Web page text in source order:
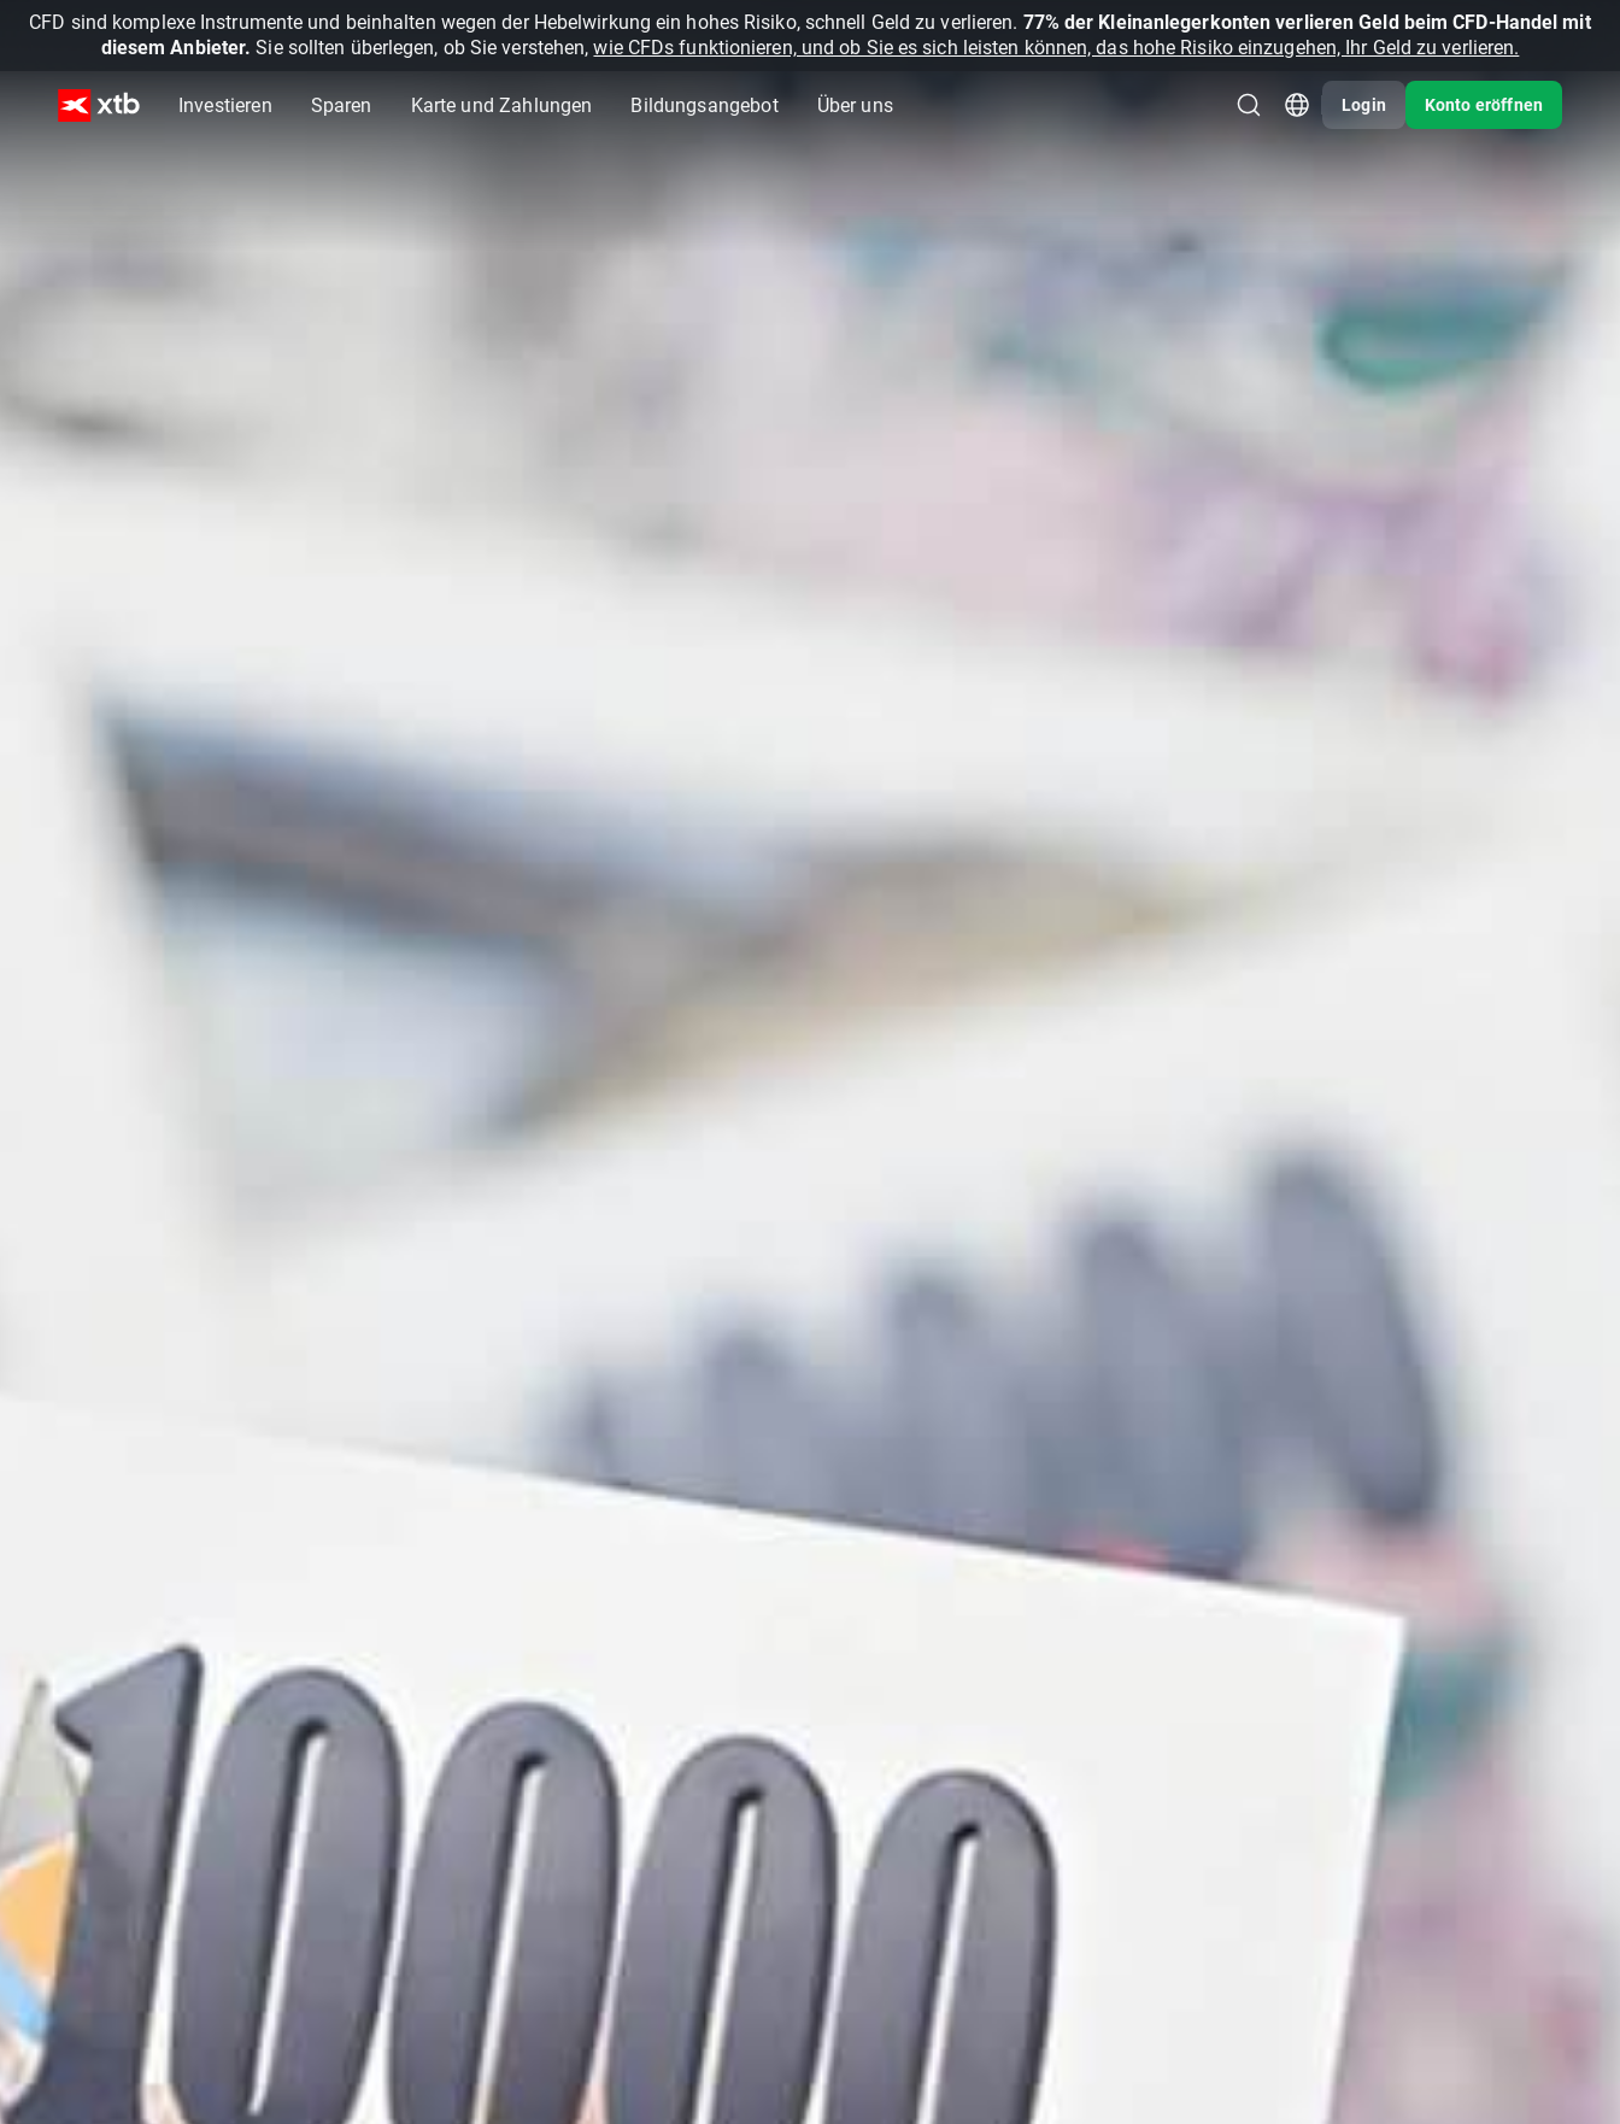
CFD sind komplexe Instrumente und beinhalten wegen der Hebelwirkung ein hohes Risiko, schnell Geld zu verlieren. 77% der Kleinanlegerkonten verlieren Geld beim CFD-Handel mit
diesem Anbieter. Sie sollten überlegen, ob Sie verstehen,wie CFDs funktionieren, und ob Sie es sich leisten können, das hohe Risiko einzugehen, Ihr Geld zu verlieren.
Investieren Sparen Karte und Zahlungen Bildungsangebot Über uns Login Konto eröffnen